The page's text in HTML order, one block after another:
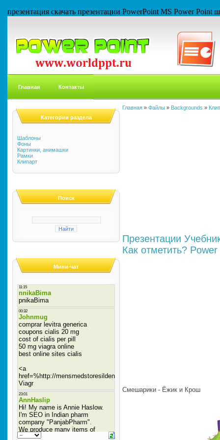
презентация скачать презентации PowerPoint MS Power
Главная Контакты
Категории раздела
Шаблоны
Фоны
Картинки, анимашки
Рамки
Клипарт
Поиск
Мини-чат
Главная » Файлы » Backgrounds »
Презентации
Как отметить?
Смешарики - Ёжик и Крош